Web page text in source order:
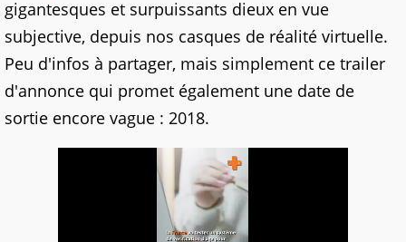
gigantesques et surpuissants dieux en vue
subjective, depuis nos casques de réalité virtuelle.
Peu d'infos à partager, mais simplement ce trailer
d'annonce qui promet également une date de
sortie encore vague : 2018.